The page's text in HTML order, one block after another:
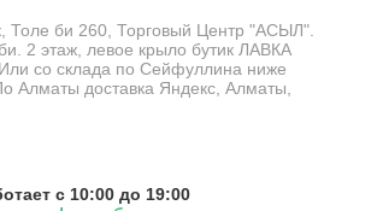
Толе би 260, Торговый Центр "АСЫЛ".
2 этаж, левое крыло бутик ЛАВКА
со склада по Сейфуллина ниже
Алматы доставка Яндекс, Алматы,
с 10:00 до 19:00